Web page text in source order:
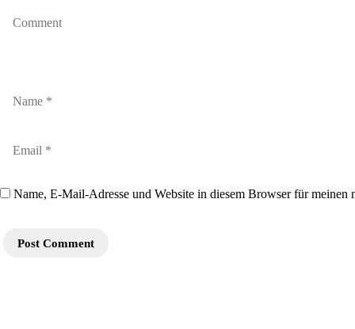
Name, E-Mail-Adresse und Website in diesem Browser für meinen